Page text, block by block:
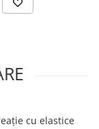
cu elastice